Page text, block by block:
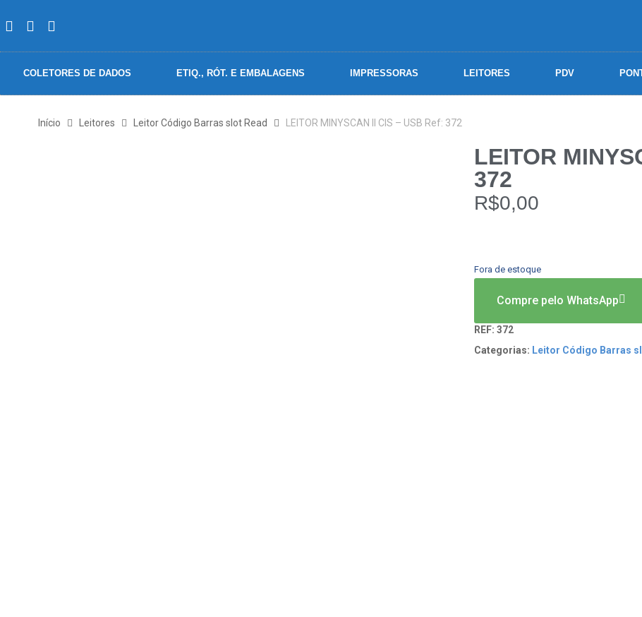
COLETORES DE DADOS ETIQ., RÓT. E EMBALAGENS IMPRESSORAS LEITORES PDV
Início Leitores Leitor Código Barras slot Read LEITOR MINYSCAN II CIS – USB Ref: 372
LEITOR
372
R$0,00
Fora de estoque
Compre pelo WhatsApp
REF: 372
Categorias: Leitor Código Barras